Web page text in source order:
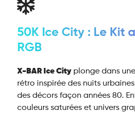
50K Ice City : Le Kit
RGB
X-BAR Ice Cityplonge dans
rétro inspirée des nuits
des décors façon années 80.
couleurs saturées et univers